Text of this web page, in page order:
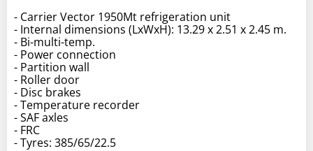
- Carrier Vector 1950Mt refrigeration unit
- Internal dimensions (LxWxH): 13.29 x 2.51 x 2.45 m.
- Bi-multi-temp.
- Power connection
- Partition wall
- Roller door
- Disc brakes
- Temperature recorder
- SAF axles
- FRC
- Tyres: 385/65/22.5